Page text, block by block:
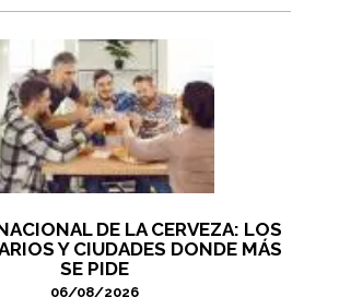
DE LA CERVEZA: LOS
Y CIUDADES DONDE MÁS
SE PIDE
06/08/2026